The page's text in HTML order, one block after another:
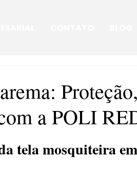
Proteção,
a POLI
tela mosquiteira em